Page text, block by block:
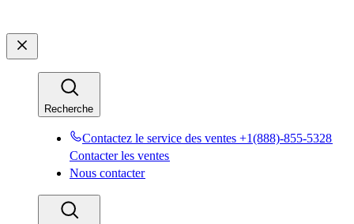
Recherche​​
Contactez le service des ventes +1(888)-855-5328​​
Contacter les ventes​​
Nous contacter​​